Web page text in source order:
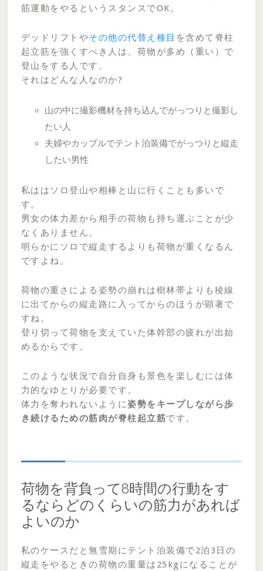
筋運動をやるというスタンスでOK。
デッドリフトやその他の代替え種目 を含めて脊柱
起立筋を強くすべき人は、荷物が多め（重い）で
登山をする人です。
それはどんな人なのか?
山の中に撮影機材を持ち込んでがっつりと撮影し
たい人
夫婦やカップルでテント泊装備でがっつりと縦走
したい男性
私ははソロ登山や相棒と山に行くことも多いで
す。
男女の体力差から相手の荷物も持ち運ぶことが少
なくありません。
明らかにソロで縦走するよりも荷物が重くなるん
ですよね。
荷物の重さによる姿勢の崩れは樹林帯よりも稜線
に出てからの縦走路に入ってからのほうが顕著で
すね。
登り切って荷物を支えていた体幹部の疲れが出始
めるからです。
このような状況で自分自身も景色を楽しむには体
力的なゆとりが必要です。
体力を奪われないように姿勢をキープしながら歩
き続けるための筋肉が脊柱起立筋です。
荷物を背負って8時間の行動をす
るならどのくらいの筋力があれば
よいのか
私のケースだと無雪期にテント泊装備で2泊3日の
縦走をやるときの荷物の重量は25kgになることが